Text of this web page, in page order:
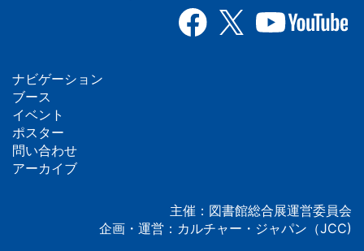
フ
ッ
タ
ナビゲーション
ブース
イベント
ポスター
問い合わせ
アーカイブ
主催：図書館総合展運営委員会
企画・運営：カルチャー・ジャパン（JCC)